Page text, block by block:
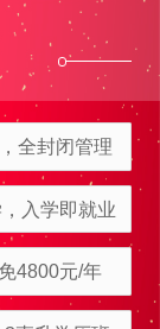
全封闭管理
入学即就业
4800元/年
伊春
大连池